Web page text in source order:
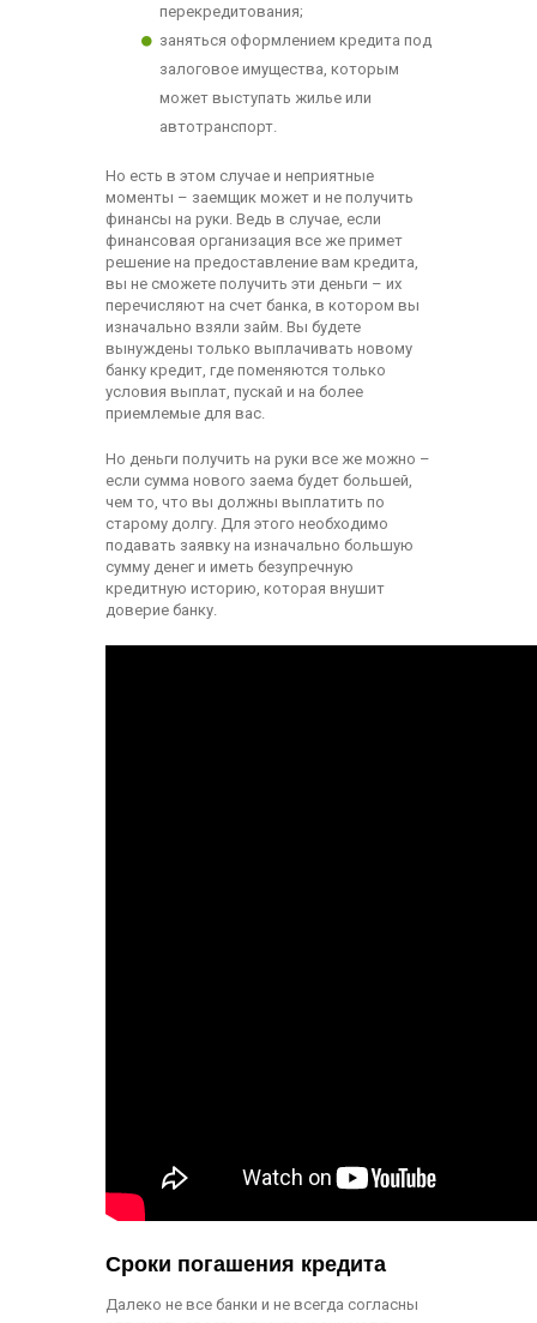
перекредитования;
заняться оформлением кредита под
залоговое имущества, которым
может выступать жилье или
автотранспорт.
Но есть в этом случае и неприятные
моменты – заемщик может и не получить
финансы на руки. Ведь в случае, если
финансовая организация все же примет
решение на предоставление вам кредита,
вы не сможете получить эти деньги – их
перечисляют на счет банка, в котором вы
изначально взяли займ. Вы будете
вынуждены только выплачивать новому
банку кредит, где поменяются только
условия выплат, пускай и на более
приемлемые для вас.
Но деньги получить на руки все же можно –
если сумма нового заема будет большей,
чем то, что вы должны выплатить по
старому долгу. Для этого необходимо
подавать заявку на изначально большую
сумму денег и иметь безупречную
кредитную историю, которая внушит
доверие банку.
Сроки погашения кредита
Далеко не все банки и не всегда согласны